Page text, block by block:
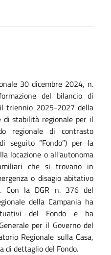
30 dicembre 2024, n.
del bilancio di
triennio 2025-2027 della
di stabilità regionale per il
regionale di contrasto
seguito “Fondo”) per la
locazione o all'autonoma
che si trovano in
o disagio abitativo
Con la DGR n. 376 del
della Campania ha
del Fondo e ha
per il Governo del
Regionale sulla Casa,
di dettaglio del Fondo.